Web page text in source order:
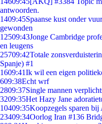
antwoorden.
1409:45Spaanse kust onder
gewonden
12509:43Jonge Cambridge
en leugens
25709:42Totale
Spanje) #1
1609:41Ik wil een eigen
609:38Echt wrf
2809:37Single mannen
3209:35Het Hazy Jane
10409:35Koopzegels sparen
23409:34Oorlog Iran #136